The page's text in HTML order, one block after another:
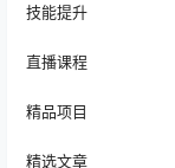
技能提升
直播课程
精品项目
精选文章